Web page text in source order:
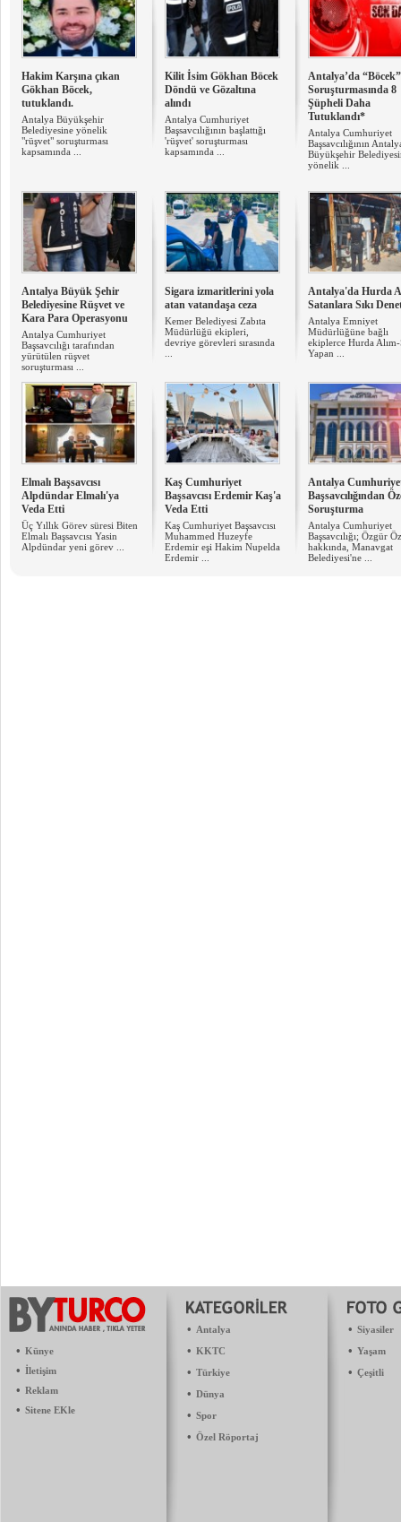
Hakim Karşına çıkan
Gökhan Böcek,
tutuklandı.
Antalya Büyükşehir
Belediyesine yönelik
"rüşvet" soruşturması
kapsamında ...
Kilit İsim Gökhan Böcek
Döndü ve Gözaltına
alındı
Antalya Cumhuriyet
Başsavcılığının başlattığı
'rüşvet' soruşturması
kapsamında ...
Antalya’da “Böcek”
Soruşturmasında 8
Şüpheli Daha
Tutuklandı*
Antalya Cumhuriyet
Başsavcılığının
Büyükşehir
yönelik ...
Antalya Büyük Şehir
Belediyesine Rüşvet ve
Kara Para Operasyonu
Antalya Cumhuriyet
Başsavcılığı tarafından
yürütülen rüşvet
soruşturması ...
Sigara izmaritlerini yola
atan vatandaşa ceza
Kemer Belediyesi Zabıta
Müdürlüğü ekipleri,
devriye görevleri sırasında
Antalya'da Hurda
Satanlara Sıkı
Antalya Emniyet
Müdürlüğüne bağlı
ekiplerce Hurda Alım-
Yapan ...
Elmalı Başsavcısı
Alpdündar Elmalı'ya
Veda Etti
Üç Yıllık Görev süresi Biten
Elmalı Başsavcısı Yasin
Alpdündar yeni görev ...
Kaş Cumhuriyet
Başsavcısı Erdemir Kaş'a
Veda Etti
Kaş Cumhuriyet Başsavcısı
Muhammed Huzeyfe
Erdemir eşi Hakim Nupelda
Erdemir ...
Antalya
Başsavcılığından
Soruşturma
Antalya Cumhuriyet
Başsavcılığı; Özgür
hakkında, Manavgat
Belediyesi'ne ...
• Künye
• İletişim
• Reklam
• Sitene EKle
• Antalya
• KKTC
• Türkiye
• Dünya
• Spor
• Özel Röportaj
• Siyasiler
• Yaşam
• Çeşitli